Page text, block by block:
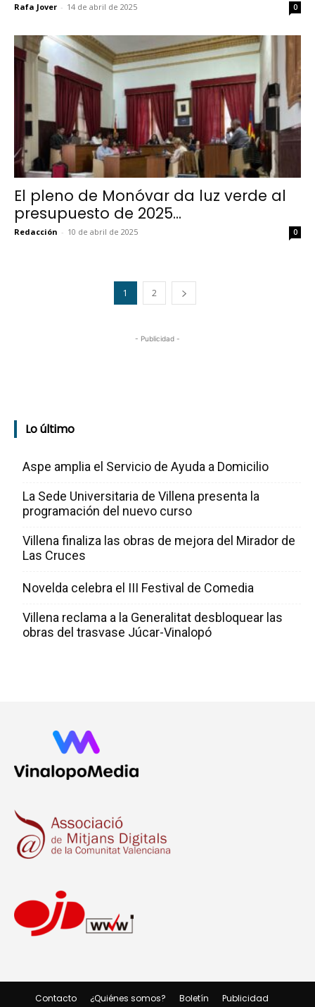
Rafa Jover - 14 de abril de 2025 0
El pleno de Monóvar da luz verde al
presupuesto de 2025...
Redacción - 10 de abril de 2025 0
1 2
- Publicidad -
Lo último
Aspe amplia el Servicio de Ayuda a Domicilio
La Sede Universitaria de Villena presenta la
programación del nuevo curso
Villena finaliza las obras de mejora del Mirador de
Las Cruces
Novelda celebra el III Festival de Comedia
Villena reclama a la Generalitat desbloquear las
obras del trasvase Júcar-Vinalopó
Contacto ¿Quiénes somos? Boletín
Publicidad